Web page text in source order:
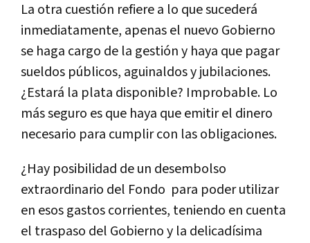
La otra cuestión refiere a lo que sucederá
inmediatamente, apenas el nuevo Gobierno
se haga cargo de la gestión y haya que pagar
sueldos públicos, aguinaldos y jubilaciones.
¿Estará la plata disponible? Improbable. Lo
más seguro es que haya que emitir el dinero
necesario para cumplir con las obligaciones.
¿Hay posibilidad de un desembolso
extraordinario del Fondo para poder utilizar
en esos gastos corrientes, teniendo en cuenta
el traspaso del Gobierno y la delicadísima